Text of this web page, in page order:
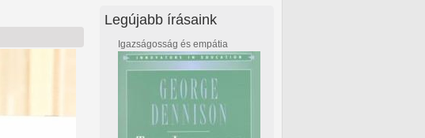
Legújabb írásaink
Igazságosság és empátia